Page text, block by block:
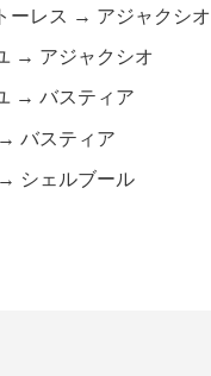
ーレス → アジャクシオ
→ アジャクシオ
→ バスティア
→ バスティア
→ シェルブール